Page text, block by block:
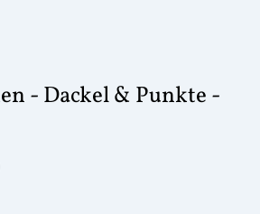
- Dackel & Punkte -